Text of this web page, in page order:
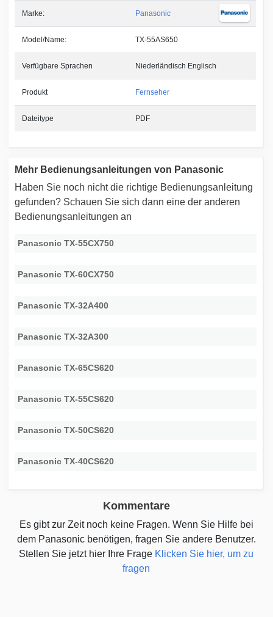
Marke: Panasonic
Model/Name: TX-55AS650
Verfügbare Sprachen Niederländisch Englisch
Produkt Fernseher
Dateitype PDF
Mehr Bedienungsanleitungen von Panasonic
Haben Sie noch nicht die richtige Bedienungsanleitung
gefunden? Schauen Sie sich dann eine der anderen
Bedienungsanleitungen an
Panasonic TX-55CX750
Panasonic TX-60CX750
Panasonic TX-32A400
Panasonic TX-32A300
Panasonic TX-65CS620
Panasonic TX-55CS620
Panasonic TX-50CS620
Panasonic TX-40CS620
Kommentare
Es gibt zur Zeit noch keine Fragen. Wenn Sie Hilfe bei
dem Panasonic benötigen, fragen Sie andere Benutzer.
Stellen Sie jetzt hier Ihre Frage Klicken Sie hier, um zu
fragen